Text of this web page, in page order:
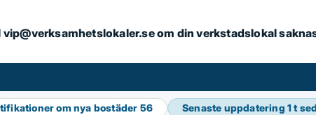
om din verkstadslokal
om nya bostäder 56 Senaste uppdatering1 t